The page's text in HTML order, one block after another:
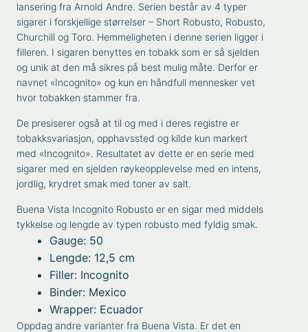
lansering fra Arnold Andre. Serien består av 4 typer
sigarer i forskjellige størrelser – Short Robusto, Robusto,
Churchill og Toro. Hemmeligheten i denne serien ligger i
filleren. I sigaren benyttes en tobakk som er så sjelden
og unik at den må sikres på best mulig måte. Derfor er
navnet «Incognito» og kun en håndfull mennesker vet
hvor tobakken stammer fra.
De presiserer også at til og med i deres registre er
tobakksvariasjon, opphavssted og kilde kun markert
med «Incognito». Resultatet av dette er en serie med
sigarer med en sjelden røykeopplevelse med en intens,
jordlig, krydret smak med toner av salt.
Buena Vista Incognito Robusto er en sigar med middels
tykkelse og lengde av typen robusto med fyldig smak.
Gauge: 50
Lengde: 12,5 cm
Filler: Incognito
Binder: Mexico
Wrapper: Ecuador
Oppdag andre varianter fra Buena Vista. Er det en